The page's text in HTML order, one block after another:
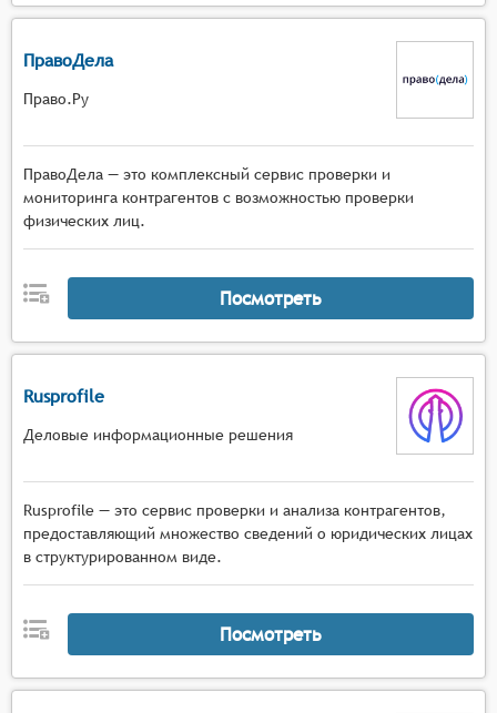
ПравоДела
Право.Ру
ПравоДела — это комплексный сервис проверки и
мониторинга контрагентов с возможностью проверки
физических лиц.
Посмотреть
Rusprofile
Деловые информационные решения
Rusprofile — это сервис проверки и анализа контрагентов,
предоставляющий множество сведений о юридических лицах
в структурированном виде.
Посмотреть